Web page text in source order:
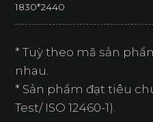
1830*2440
* Tuỳ theo mã sản
nhau.
* Sản phẩm đạt tiêu
Test/ ISO 12460-1).